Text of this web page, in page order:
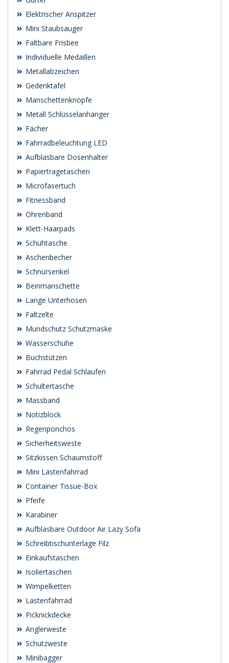
Elektrischer Anspitzer
Mini Staubsauger
Faltbare Frisbee
Individuelle Medaillen
Metallabzeichen
Gedenktafel
Manschettenknöpfe
Metall Schlüsselanhänger
Fächer
Fahrradbeleuchtung LED
Aufblasbare Dosenhalter
Papiertragetaschen
Microfasertuch
Fitnessband
Ohrenband
Klett-Haarpads
Schuhtasche
Aschenbecher
Schnürsenkel
Beinmanschette
Lange Unterhosen
Faltzelte
Mundschutz Schutzmaske
Wasserschuhe
Buchstützen
Fahrrad Pedal Schlaufen
Schultertasche
Massband
Notizblock
Regenponchos
Sicherheitsweste
Sitzkissen Schaumstoff
Mini Lastenfahrrad
Container Tissue-Box
Pfeife
Karabiner
Aufblasbare Outdoor Air Lazy Sofa
Schreibtischunterlage Filz
Einkaufstaschen
Isoliertaschen
Wimpelketten
Lastenfahrrad
Picknickdecke
Anglerweste
Schutzweste
Minibagger